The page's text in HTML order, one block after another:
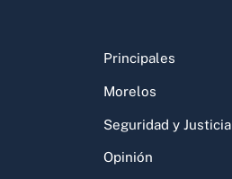
Principales
Morelos
Seguridad y Justicia
Opinión